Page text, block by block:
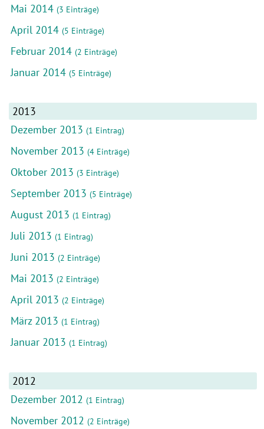
Mai 2014 (3 Einträge)
April 2014 (5 Einträge)
Februar 2014 (2 Einträge)
Januar 2014 (5 Einträge)
2013
Dezember 2013 (1 Eintrag)
November 2013 (4 Einträge)
Oktober 2013 (3 Einträge)
September 2013 (5 Einträge)
August 2013 (1 Eintrag)
Juli 2013 (1 Eintrag)
Juni 2013 (2 Einträge)
Mai 2013 (2 Einträge)
April 2013 (2 Einträge)
März 2013 (1 Eintrag)
Januar 2013 (1 Eintrag)
2012
Dezember 2012 (1 Eintrag)
November 2012 (2 Einträge)